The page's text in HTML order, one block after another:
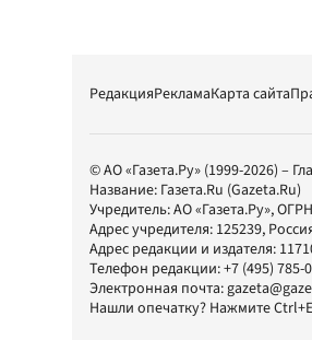
РедакцияРекламаКарта сайта
© АО «Газета.Ру» (1999-2026) –
Название: Газета.Ru (Gazeta.Ru)
Учредитель:АО «Газета.Ру»,
Адрес учредителя: 125239,
Адрес редакции и издателя:
Телефон редакции:+7 (495) 785-
Электронная почта:
Нашли опечатку? Нажмите